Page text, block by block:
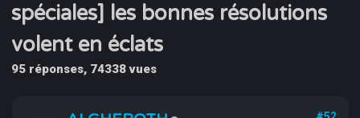
bonnes résolutions volent en éclats
spéciales] les bonnes résolutions
volent en éclats
95 réponses, 74338 vues